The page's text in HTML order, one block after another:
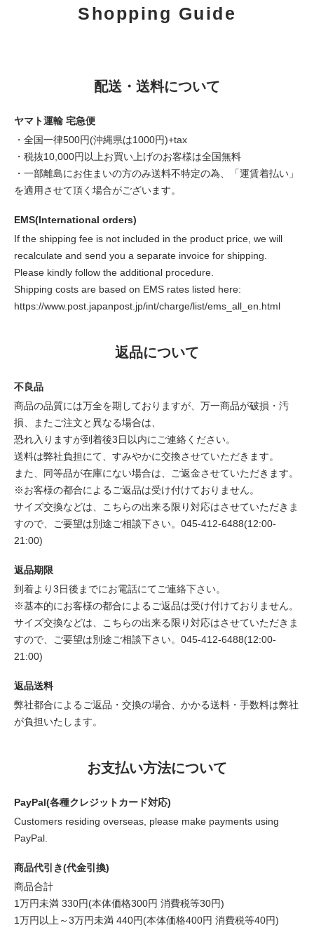
Shopping Guide
配送・送料について
ヤマト運輸 宅急便
・全国一律500円(沖縄県は1000円)+tax
・税抜10,000円以上お買い上げのお客様は全国無料
・一部離島にお住まいの方のみ送料不特定の為、「運賃着払い」
を適用させて頂く場合がございます。
EMS(International orders)
If the shipping fee is not included in the product price, we will
recalculate and send you a separate invoice for shipping.
Please kindly follow the additional procedure.
Shipping costs are based on EMS rates listed here:
https://www.post.japanpost.jp/int/charge/list/ems_all_en.html
返品について
不良品
商品の品質には万全を期しておりますが、万一商品が破損・汚
損、またご注文と異なる場合は、
恐れ入りますが到着後3日以内にご連絡ください。
送料は弊社負担にて、すみやかに交換させていただきます。
また、同等品が在庫にない場合は、ご返金させていただきます。
※お客様の都合によるご返品は受け付けておりません。
サイズ交換などは、こちらの出来る限り対応はさせていただきま
すので、ご要望は別途ご相談下さい。045-412-6488(12:00-
21:00)
返品期限
到着より3日後までにお電話にてご連絡下さい。
※基本的にお客様の都合によるご返品は受け付けておりません。
サイズ交換などは、こちらの出来る限り対応はさせていただきま
すので、ご要望は別途ご相談下さい。045-412-6488(12:00-
21:00)
返品送料
弊社都合によるご返品・交換の場合、かかる送料・手数料は弊社
が負担いたします。
お支払い方法について
PayPal(各種クレジットカード対応)
Customers residing overseas, please make payments using
PayPal.
商品代引き(代金引換)
商品合計
1万円未満 330円(本体価格300円 消費税等30円)
1万円以上～3万円未満 440円(本体価格400円 消費税等40円)